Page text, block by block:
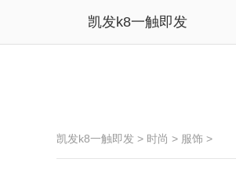
凯发k8一触即发
凯发k8一触即发 > 时尚 > 服饰 >